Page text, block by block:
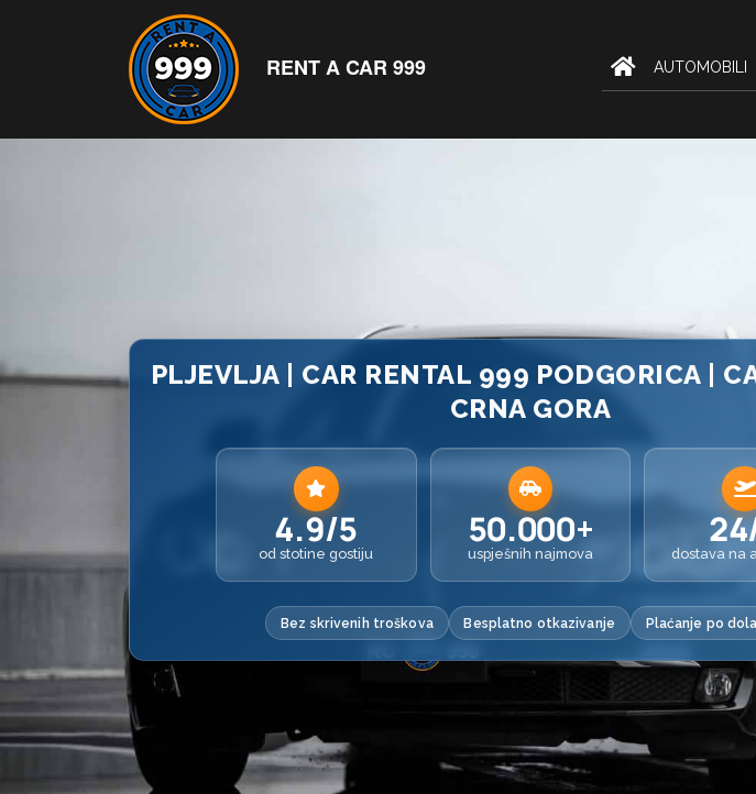
RENT A CAR 999 AUTOMOBILI
PLJEVLJA | CAR RENTAL 999 PODGORICA |
CRNA GORA
4.9/5
od stotine gostiju
50.000+
uspješnih najmova dostava na
Bez skrivenih troškova Besplatno otkazivanje Plaćanje po